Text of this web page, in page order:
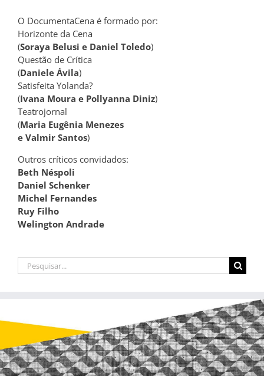
O DocumentaCena é formado por:
Horizonte da Cena
(Soraya Belusi e Daniel Toledo)
Questão de Crítica
(Daniele Ávila)
Satisfeita Yolanda?
(Ivana Moura e Pollyanna Diniz)
Teatrojornal
(Maria Eugênia Menezes
e Valmir Santos)
Outros críticos convidados:
Beth Néspoli
Daniel Schenker
Michel Fernandes
Ruy Filho
Welington Andrade
Buscar
resultados